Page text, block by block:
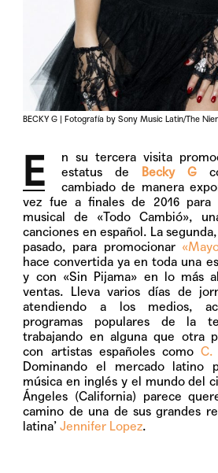
BECKY G | Fotografía by Sony Music Latin/The
E
n su tercera visita
estatus de
Becky G
cambiado de manera
vez fue a finales de 2016 para
musical de «Todo Cambió»,
canciones en español. La
pasado, para promocionar
hace convertida ya en toda una
y con «Sin Pijama» en lo más
ventas. Lleva varios días de
atendiendo a los medios,
programas populares de la
trabajando en alguna que otra
con artistas españoles comoC.
Dominando el mercado latino
música en inglés y el mundo del
Ángeles (California) parece
camino de una de sus grandes
latina’Jennifer Lopez.